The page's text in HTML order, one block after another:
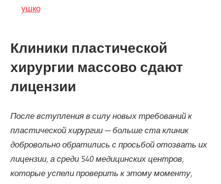
ушко
Клиники пластической
хирургии массово сдают
лицензии
После вступления в силу новых требований к
пластической хирургии — больше ста клиник
добровольно обратились с просьбой отозвать их
лицензии, а среди 540 медицинских центров,
которые успели проверить к этому моменту,